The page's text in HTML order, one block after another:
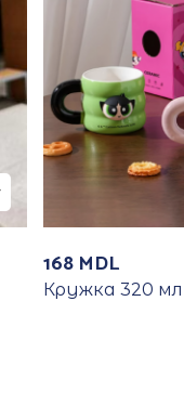
168 MDL
Кружка 320 мл